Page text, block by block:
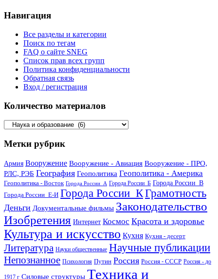
Навигация
Все разделы и категории
Поиск по тегам
FAQ о сайте SNEG
Список прав всех групп
Политика конфиденциальности
Обратная связь
Вход / регистрация
Количество материалов
Количество
Метки рубрик
Армия Вооружение Вооружение - Авиация Вооружение - ПРО,
РЛС, РЭБ География Геополитика Геополитика - Америка
Геополитика - Восток Города России_А Города России_Б Города России_В
Города России_Е-И Города России_КГрамотность
Деньги Документальные фильмы Законодательство
Изобретения Интернет Космос Красота и здоровье
Культура и искусство Кухня Кухня - десерт
Литература Науки общественные Научные публикации
Непознанное Психология Путин Россия Россия - СССР Россия - до
1917 г Силовые структуры Техника и